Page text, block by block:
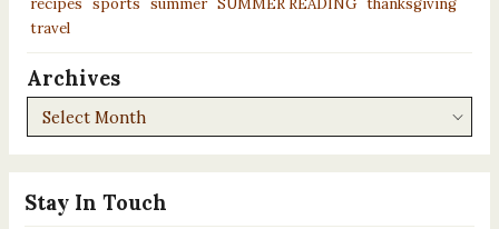
Stay In Touch
travel
Archives
Archives